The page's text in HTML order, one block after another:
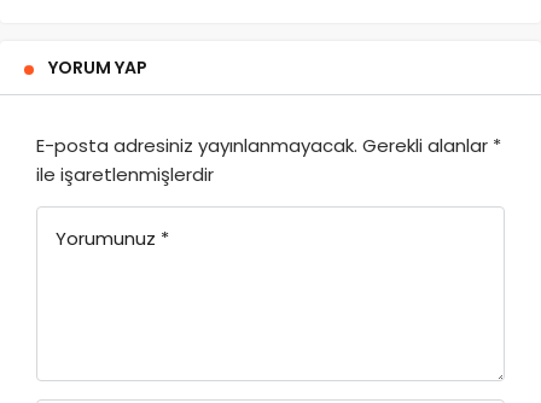
YORUM YAP
E-posta adresiniz yayınlanmayacak. Gerekli alanlar *
ile işaretlenmişlerdir
Yorumunuz *